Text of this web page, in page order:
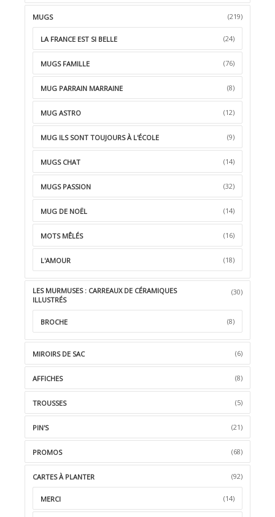
MUGS (219)
LA FRANCE EST SI BELLE (24)
MUGS FAMILLE (76)
MUG PARRAIN MARRAINE (8)
MUG ASTRO (12)
MUG ILS SONT TOUJOURS À L'ÉCOLE (9)
MUGS CHAT (14)
MUGS PASSION (32)
MUG DE NOËL (14)
MOTS MÊLÉS (16)
L'AMOUR (18)
LES MURMUSES : CARREAUX DE CÉRAMIQUES
ILLUSTRÉS
(30)
BROCHE (8)
MIROIRS DE SAC (6)
AFFICHES (8)
TROUSSES (5)
PIN'S (21)
PROMOS (68)
CARTES À PLANTER (92)
MERCI (14)